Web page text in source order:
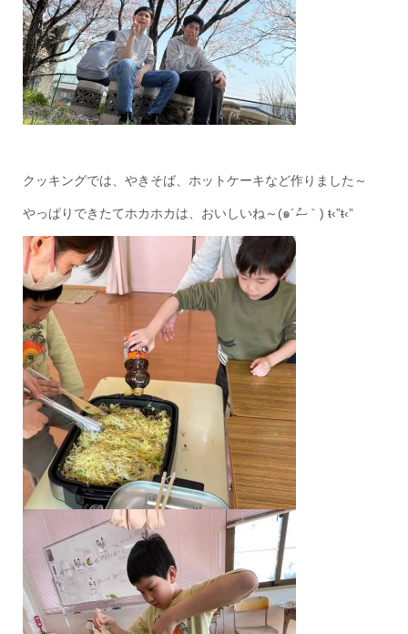
クッキングでは、やきそば、ホットケーキなど作りました～
やっぱりできたてホカホカは、おいしいね～(๑´ސު｀) ŧ‹”ŧ‹”